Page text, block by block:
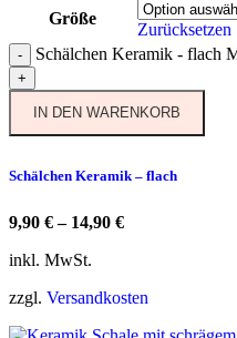
Größe
Zurücksetzen
- Schälchen Keramik - flach
+
IN DEN WARENKORB
Schälchen Keramik – flach
9,90 €– 14,90 €
inkl. MwSt.
zzgl. Versandkosten